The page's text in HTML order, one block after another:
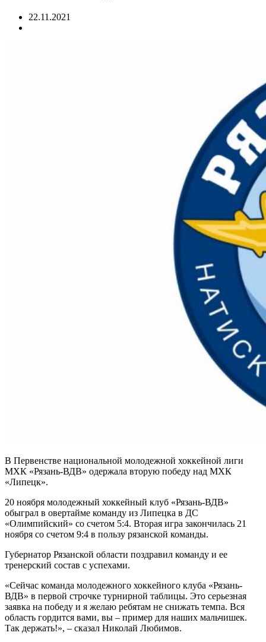
22.11.2021
В Первенстве национальной молодежной хоккейной лиги
МХК «Рязань-ВДВ» одержала вторую победу над МХК
«Липецк».
20 ноября молодежный хоккейный клуб «Рязань-ВДВ»
обыграл в овертайме команду из Липецка в ДС
«Олимпийский» со счетом 5:4. Вторая игра закончилась 21
ноября со счетом 9:4 в пользу рязанской команды.
Губернатор Рязанской области поздравил команду и ее
тренерский состав с успехами.
«Сейчас команда молодежного хоккейного клуба «Рязань-
ВДВ» в первой строчке турнирной таблицы. Это серьезная
заявка на победу и я желаю ребятам не снижать темпа. Вся
область гордится вами, вы – пример для наших мальчишек.
Так держать!», – сказал Николай Любимов.